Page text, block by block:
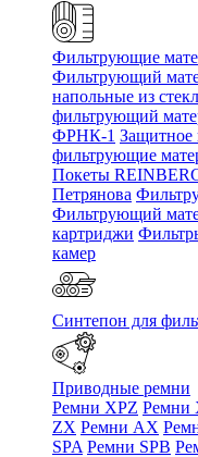
Фильтрующие
Фильтрующий
напольные из
фильтрующий
ФРНК-1 Защитное
фильтрующие
Покеты
Петрянова
Фильтрующий
картриджи
камер
Синтепон для
Приводные ремни
Ремни XPZ Ремни
ZX Ремни AX
SPA Ремни SPB